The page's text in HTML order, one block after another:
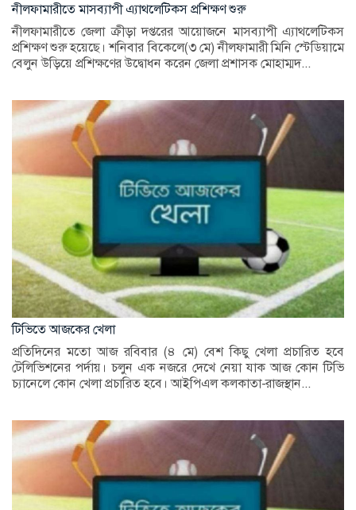
নীলফামারীতে মাসব্যাপী এ্যাথলেটিকস প্রশিক্ষণ শুরু
নীলফামারীতে জেলা ক্রীড়া দপ্তরের আয়োজনে মাসব্যাপী এ্যাথলেটিকস
প্রশিক্ষণ শুরু হয়েছে। শনিবার বিকেলে(৩ মে) নীলফামারী মিনি স্টেডিয়ামে
বেলুন উড়িয়ে প্রশিক্ষণের উদ্বোধন করেন জেলা প্রশাসক মোহাম্মদ...
টিভিতে আজকের খেলা
প্রতিদিনের মতো আজ রবিবার (৪ মে) বেশ কিছু খেলা প্রচারিত হবে
টেলিভিশনের পর্দায়। চলুন এক নজরে দেখে নেয়া যাক আজ কোন টিভি
চ্যানেলে কোন খেলা প্রচারিত হবে। আইপিএল কলকাতা-রাজস্থান...